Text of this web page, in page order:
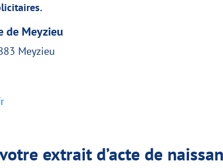
de Meyzieu
Meyzieu
extrait d’acte de